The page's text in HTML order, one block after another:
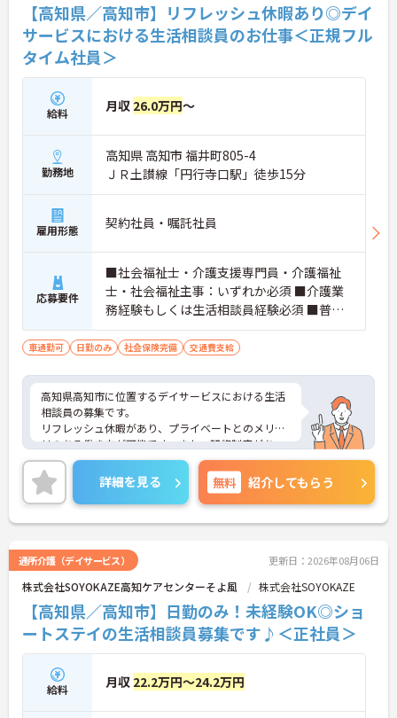
【高知県／高知市】リフレッシュ休暇あり◎デイ
サービスにおける生活相談員のお仕事＜正規フル
タイム社員＞
給料 月収 26.0万円～
勤務地
高知県 高知市 福井町805-4
ＪＲ土讃線「円行寺口駅」徒歩15分
雇用形態 契約社員・嘱託社員
応募要件
■社会福祉士・介護支援専門員・介護福祉
士・社会福祉主事：いずれか必須 ■介護業
務経験もしくは生活相談員経験必須 ■普通
自動車運転免許：必須
車通勤可 日勤のみ 社会保険完備 交通費支給
高知県高知市に位置するデイサービスにおける生活
相談員の募集です。
リフレッシュ休暇があり、プライベートとのメリハ
リのある働き方が可能です。また、研修制度があ
り、働きながらスキルアップが目指せる環境です。
ご興味のある方には、面接対策ポイントなど、さら
に詳細をご案内しますのでお気軽にご相談くださ
い！
詳細を見る 無料 紹介してもらう
通所介護（デイサービス） 更新日：2026年08月06日
株式会社SOYOKAZE高知ケアセンターそよ風 株式会社SOYOKAZE
【高知県／高知市】日勤のみ！未経験OK◎ショ
ートステイの生活相談員募集です♪＜正社員＞
給料 月収 22.2万円～24.2万円